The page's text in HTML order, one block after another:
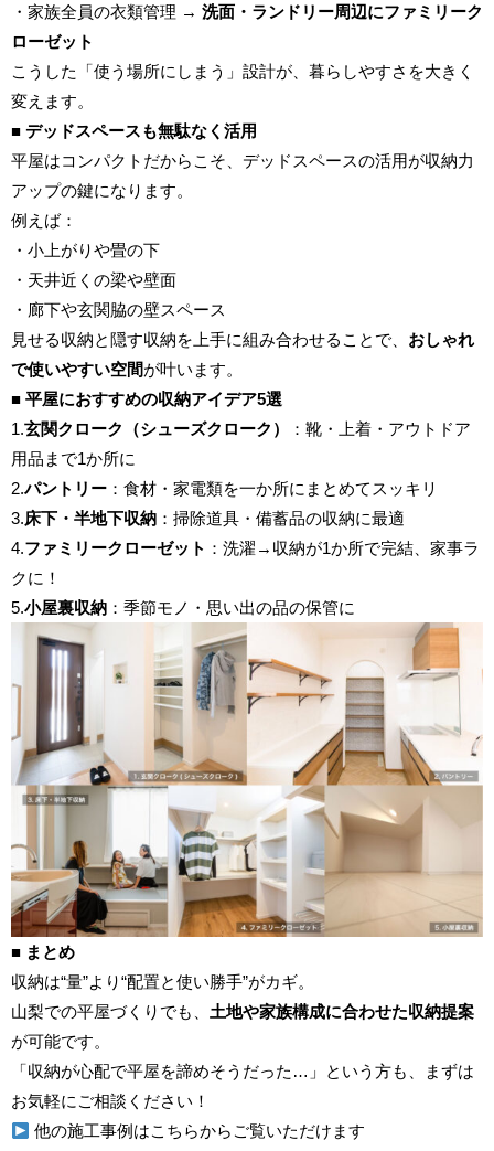
・家族全員の衣類管理 → 洗面・ランドリー周辺にファミリーク
ローゼット
こうした「使う場所にしまう」設計が、暮らしやすさを大きく
変えます。
■ デッドスペースも無駄なく活用
平屋はコンパクトだからこそ、デッドスペースの活用が収納力
アップの鍵になります。
例えば：
・小上がりや畳の下
・天井近くの梁や壁面
・廊下や玄関脇の壁スペース
見せる収納と隠す収納を上手に組み合わせることで、 おしゃれ
で使いやすい空間が叶います。
■ 平屋におすすめの収納アイデア5選
1.玄関クローク（シューズクローク）
：靴・上着・アウトドア
用品まで1か所に
2.パントリー ：食材・家電類を一か所にまとめてスッキリ
3.床下・半地下収納 ：掃除道具・備蓄品の収納に最適
4.ファミリークローゼット ：洗濯→収納が1か所で完結、家事ラ
クに！
5.小屋裏収納 ：季節モノ・思い出の品の保管に
■ まとめ
収納は“量”より“配置と使い勝手”がカギ。
山梨での平屋づくりでも、 土地や家族構成に合わせた収納提案
が可能です。
「収納が心配で平屋を諦めそうだった…」という方も、まずは
お気軽にご相談ください！
他の施工事例はこちらからご覧いただけます